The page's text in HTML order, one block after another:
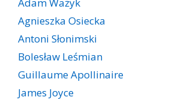
Agnieszka Osiecka
Antoni Słonimski
Bolesław Leśmian
Guillaume Apollinaire
James Joyce